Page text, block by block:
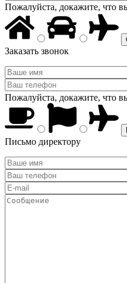
Пожалуйста, докажите, что
Заказать звонок
Пожалуйста, докажите, что
Письмо директору